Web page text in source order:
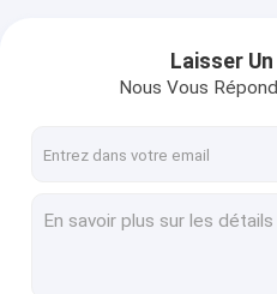
Panneaux de salle blanche
Panneau sandwich
Laisser
Nous Vous